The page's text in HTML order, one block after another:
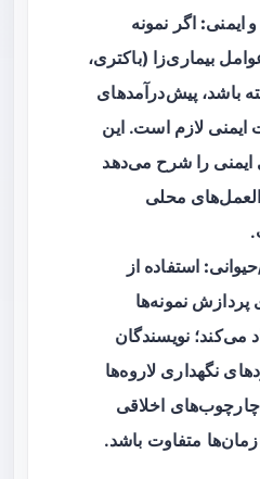
ایمنی: اگر نمونه
بیماری‌زا (باکتری،
باشد، پیش‌درآمدهای
لازم است. این
ایمنی را شرح می‌دهد
محلی
استفاده از
پردازش نمونه‌ها
می‌کند؛ نویسندگان
نگهداری لاروه‌ها
چارچوب‌های اخلاقی
متفاوت باشد.